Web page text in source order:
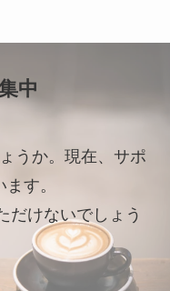
中
うか。現在、サポ
す。
だけないでしょう